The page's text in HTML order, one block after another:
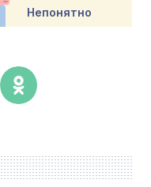
Непонятно